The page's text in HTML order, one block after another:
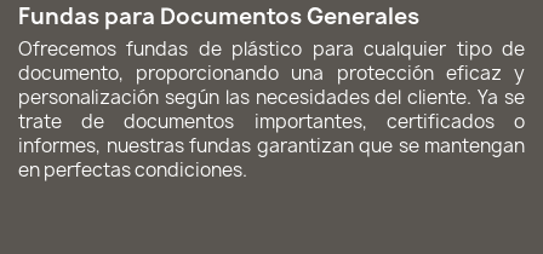
Fundas para Documentos Generales
Ofrecemos fundas de plástico para cualquier tipo de
documento, proporcionando una protección eficaz y
personalización según las necesidades del cliente. Ya se
trate de documentos importantes, certificados o
informes, nuestras fundas garantizan que se mantengan
en perfectas condiciones.